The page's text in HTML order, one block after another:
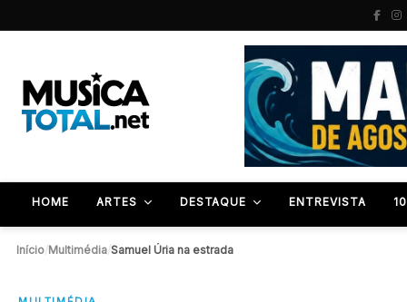
HOME ARTES DESTAQUE ENTREVISTA
Início Multimédia Samuel Úria na estrada